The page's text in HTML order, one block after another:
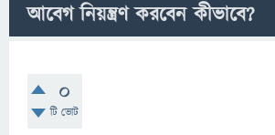
আবেগ নিয়ন্ত্রণ করবেন কীভাবে?
0
টি ভোট